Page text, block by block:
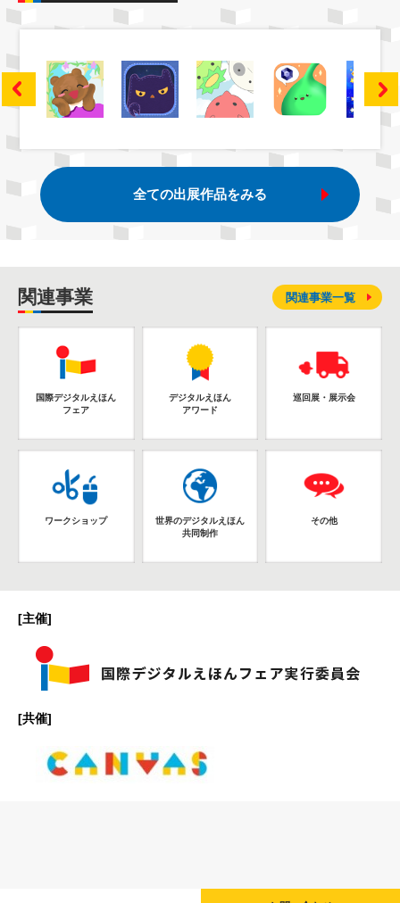
全ての出展作品をみる
関連事業
国際デジタルえほん
フェア
デジタルえほん
アワード
巡回展・展示会
ワークショップ
世界のデジタルえほん
共同制作
その他
関連事業一覧
[主催]
[共催]